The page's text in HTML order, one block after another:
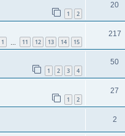
1 2
20
1 11 12 13 14 15
217
1 2 3 4
50
1 2
27
2